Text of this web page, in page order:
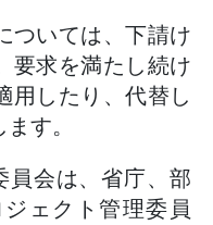
ついては、下請け
要求を満たし続け
用したり、代替し
す。
員会は、省庁、部
ェクト管理委員